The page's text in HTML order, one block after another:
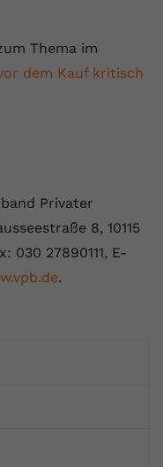
Thema im
dem Kauf kritisch
Privater
8, 10115
030 27890111, E-
.